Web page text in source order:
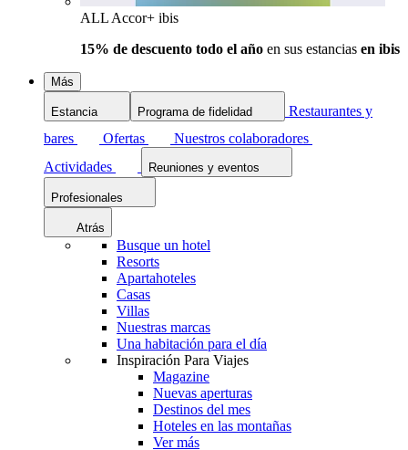
ALL Accor+ ibis
15% de descuento todo el año en sus estancias en ibis
Más
Estancia Programa de fidelidad
Restaurantes y
bares
Ofertas
Nuestros colaboradores
Actividades
Reuniones y eventos
Profesionales
Atrás
Busque un hotel
Resorts
Apartahoteles
Casas
Villas
Nuestras marcas
Una habitación para el día
Inspiración Para Viajes
Magazine
Nuevas aperturas
Destinos del mes
Hoteles en las montañas
Ver más